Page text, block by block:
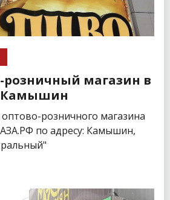
розничный магазин в
Камышин
розничного магазина
по адресу: Камышин,